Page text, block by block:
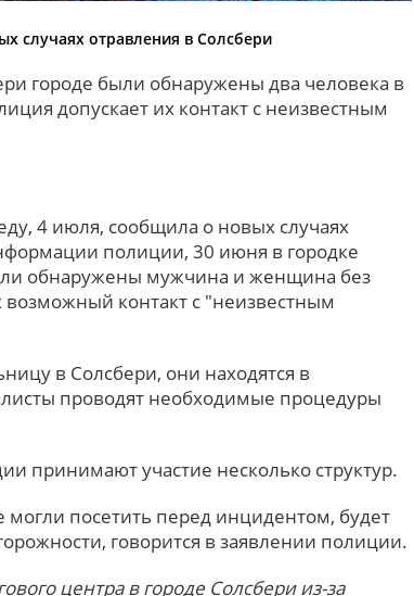
случаях отравления в Солсбери
городе были обнаружены два человека в
допускает их контакт с неизвестным
4 июля, сообщила о новых случаях
полиции, 30 июня в городке
обнаружены мужчина и женщина без
возможный контакт с "неизвестным
в Солсбери, они находятся в
проводят необходимые процедуры
принимают участие несколько структур.
могли посетить перед инцидентом, будет
говорится в заявлении полиции.
центра в городе Солсбери из-за